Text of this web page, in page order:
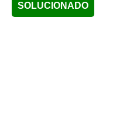
SOLUCIONADO